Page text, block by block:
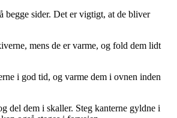
begge sider. Det er vigtigt, at de bliver
mens de er varme, og fold dem lidt
i god tid, og varme dem i ovnen inden
del dem i skaller. Steg kanterne gyldne i